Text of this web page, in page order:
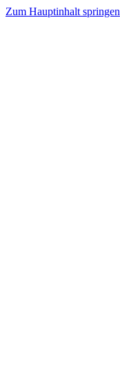
Zum Hauptinhalt springen